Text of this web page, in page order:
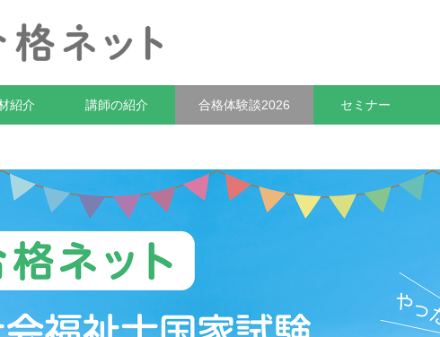
紹介 講師の紹介 合格体験談2026 セミナー